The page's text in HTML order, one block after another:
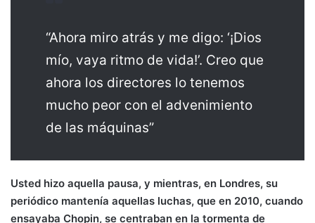
“Ahora miro atrás y me digo: ‘¡Dios
mío, vaya ritmo de vida!’. Creo que
ahora los directores lo tenemos
mucho peor con el advenimiento
de las máquinas”
Usted hizo aquella pausa, y mientras, en Londres, su
periódico mantenía aquellas luchas, que en 2010, cuando
ensayaba Chopin, se centraban en la tormenta de